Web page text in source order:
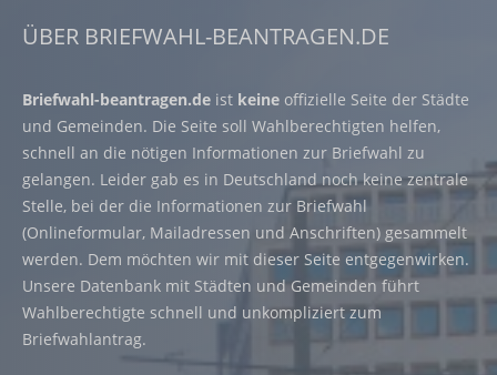
ÜBER BRIEFWAHL-BEANTRAGEN.DE
Briefwahl-beantragen.de ist keine offizielle Seite der Städte
und Gemeinden. Die Seite soll Wahlberechtigten helfen,
schnell an die nötigen Informationen zur Briefwahl zu
gelangen. Leider gab es in Deutschland noch keine zentrale
Stelle, bei der die Informationen zur Briefwahl
(Onlineformular, Mailadressen und Anschriften) gesammelt
werden. Dem möchten wir mit dieser Seite entgegenwirken.
Unsere Datenbank mit Städten und Gemeinden führt
Wahlberechtigte schnell und unkompliziert zum
Briefwahlantrag.